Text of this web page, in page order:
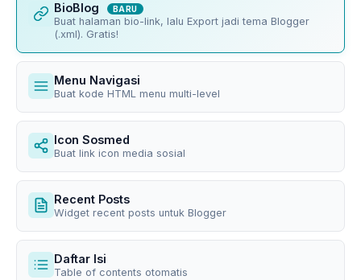
BioBlog BARU
Buat halaman bio-link, lalu Export jadi tema Blogger
(.xml). Gratis!
Menu Navigasi
Buat kode HTML menu multi-level
Icon Sosmed
Buat link icon media sosial
Recent Posts
Widget recent posts untuk Blogger
Daftar Isi
Table of contents otomatis